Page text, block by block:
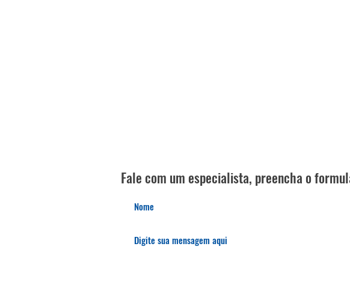
Fale com um especialista, preencha o